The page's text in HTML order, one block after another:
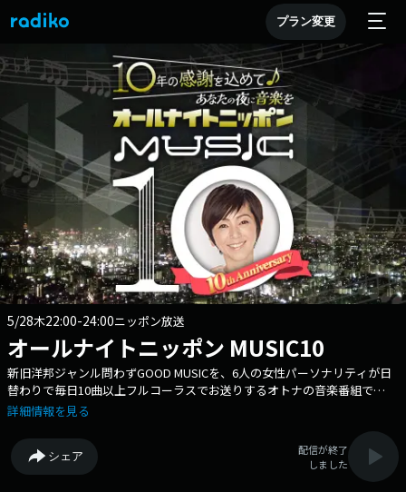
プラン変更
5/28木22:00-24:00ニッポン放送
オールナイトニッポン MUSIC10
新旧洋邦ジャンル問わずGOOD MUSICを、6人の女性パーソナリティが日
替わりで毎日10曲以上フルコーラスでお送りするオトナの音楽番組で
す。 今日もあなたからのリクエストやメッセージをお待ちしておりま
山良子 （火）鈴木杏樹 （水）名取裕子（第1・3）、森高千里（第
2）、岸谷香（第4） （木）渡辺満里奈メールアドレス：
10@1242.com 番組ホームページはこちら twitterハッシュタグは
詳細情報を見る
シェア
配信が終了
しました